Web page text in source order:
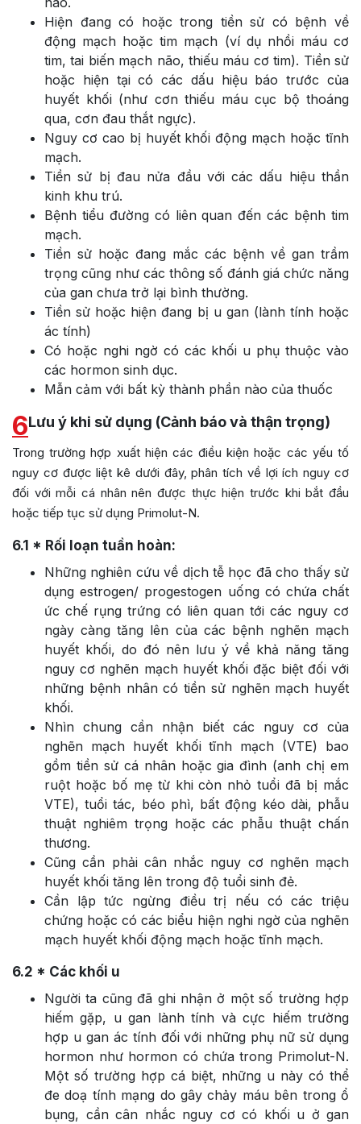
Hiện đang có hoặc trong tiền sử có bệnh về
động mạch hoặc tim mạch (ví dụ nhồi máu cơ
tim, tai biến mạch não, thiếu máu cơ tim). Tiền sử
hoặc hiện tại có các dấu hiệu báo trước của
huyết khối (như cơn thiếu máu cục bộ thoáng
qua, cơn đau thắt ngực).
Nguy cơ cao bị huyết khối động mạch hoặc tĩnh
mạch.
Tiền sử bị đau nửa đầu với các dấu hiệu thần
kinh khu trú.
Bệnh tiểu đường có liên quan đến các bệnh tim
mạch.
Tiền sử hoặc đang mắc các bệnh về gan trầm
trọng cũng như các thông số đánh giá chức năng
của gan chưa trở lại bình thường.
Tiền sử hoặc hiện đang bị u gan (lành tính hoặc
ác tính)
Có hoặc nghi ngờ có các khối u phụ thuộc vào
các hormon sinh dục.
Mẫn cảm với bất kỳ thành phần nào của thuốc
6Lưu ý khi sử dụng (Cảnh báo và thận trọng)
Trong trường hợp xuất hiện các điều kiện hoặc các yếu tố
nguy cơ được liệt kê dưới đây, phân tích về lợi ích nguy cơ
đối với mỗi cá nhân nên được thực hiện trước khi bắt đầu
hoặc tiếp tục sử dụng Primolut-N.
6.1 * Rối loạn tuần hoàn:
Những nghiên cứu về dịch tễ học đã cho thấy sử
dụng estrogen/ progestogen uống có chứa chất
ức chế rụng trứng có liên quan tới các nguy cơ
ngày càng tăng lên của các bệnh nghẽn mạch
huyết khối, do đó nên lưu ý về khả năng tăng
nguy cơ nghẽn mạch huyết khối đặc biệt đối với
những bệnh nhân có tiền sử nghẽn mạch huyết
khối.
Nhìn chung cần nhận biết các nguy cơ của
nghẽn mạch huyết khối tĩnh mạch (VTE) bao
gồm tiền sử cá nhân hoặc gia đình (anh chị em
ruột hoặc bố mẹ từ khi còn nhỏ tuổi đã bị mắc
VTE), tuổi tác, béo phì, bất động kéo dài, phẫu
thuật nghiêm trọng hoặc các phẫu thuật chấn
thương.
Cũng cần phải cân nhắc nguy cơ nghẽn mạch
huyết khối tăng lên trong độ tuổi sinh đẻ.
Cần lập tức ngừng điều trị nếu có các triệu
chứng hoặc có các biểu hiện nghi ngờ của nghẽn
mạch huyết khối động mạch hoặc tĩnh mạch.
6.2 * Các khối u
Người ta cũng đã ghi nhận ở một số trường hợp
hiếm gặp, u gan lành tính và cực hiếm trường
hợp u gan ác tính đối với những phụ nữ sử dụng
hormon như hormon có chứa trong Primolut-N.
Một số trường hợp cá biệt, những u này có thể
đe doạ tính mạng do gây chảy máu bên trong ổ
bụng, cần cân nhắc nguy cơ có khối u ở gan